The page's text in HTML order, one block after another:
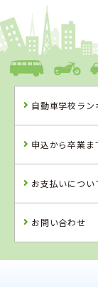
宿泊プラン
AT車
ツイン
AT車
MT車
AT車
宿泊プラン
シングル
AT車
MT車
た、女性専用
ム・フィッ
スも充実。も
で、安心し
宿泊プラン
シングルC
AT車
AT車
☆
宿泊プラン
シングル
AT車
MT車
ツイン（
MT車
宿泊プラン
シングルD
AT車
25歳までの方
自動車学校ラン
申込から卒業ま
お支払いについ
お問い合わせ